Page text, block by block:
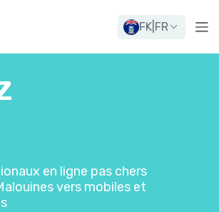
FK FR
en ligne pas chers
vers mobiles et